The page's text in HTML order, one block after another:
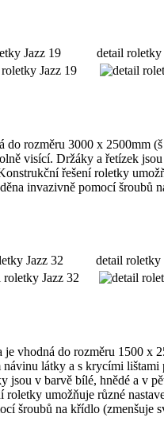
Jazz 19 detail roletky
do rozměru 3000 x 2500mm
visící. Držáky a řetízek
řešení roletky
invazivně pomocí šroubů
Jazz 32 detail roletky
je vhodná do rozměru 1500 x
látky a s krycími lištami
jsou v barvě bílé, hnědé a v
umožňuje různé
šroubů na křídlo (zmenšuje